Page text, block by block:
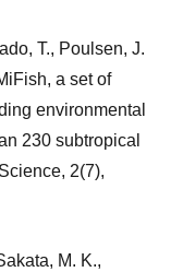
T., Poulsen, J.
a set of
environmental
230 subtropical
2(7),
M. K.,